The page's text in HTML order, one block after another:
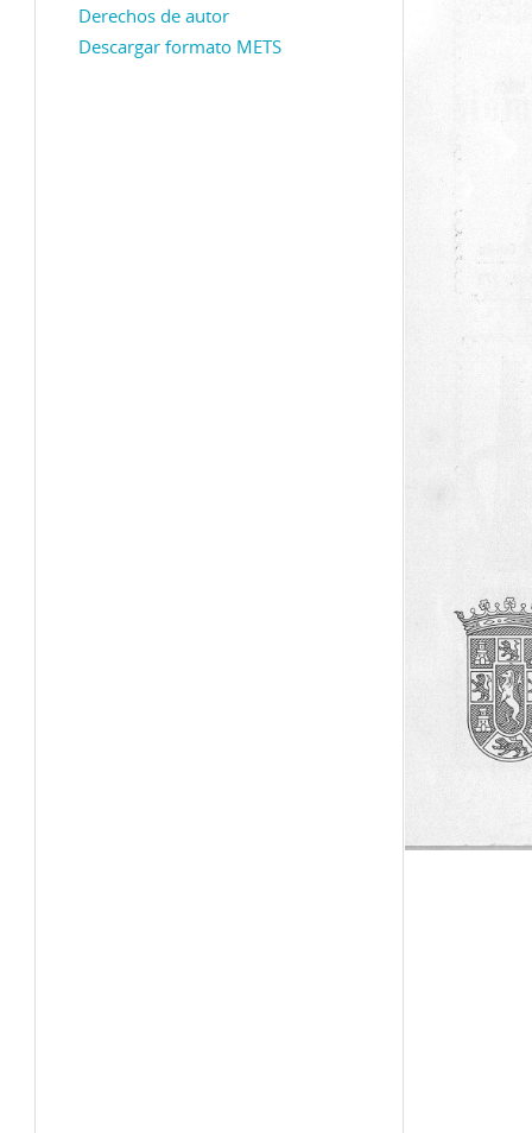
Derechos de autor
Descargar formato METS